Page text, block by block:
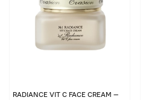
RADIANCE VIT C FACE CREAM —